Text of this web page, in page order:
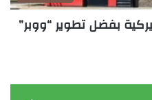
بفضل تطوير “ووبر”